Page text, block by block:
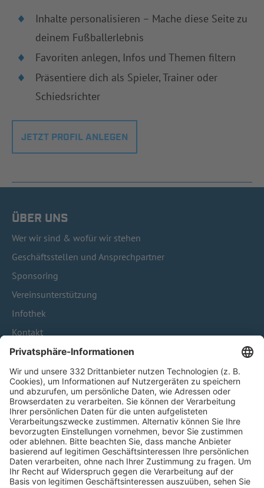
Inhalte personalisieren – Mache diese Seite zu
deinem Fußballerlebnis
Favoriten anlegen, Infos und Themen filtern
Präsentiere dich als Spieler, Trainer oder
Schiedsrichter
JETZT PROFIL ANLEGEN
ÜBER UNS
Wer wir sind & wofür wir stehen
Geschäftsstellen und Ansprechpartner
Sponsoring
Vereinsunterstützung
Infothek
Kontakt
HÄUFIG BESUCHTE SEITEN
Pässe und Vereinswechsel
Trainerausbildung
Schulungsangebot Vereinsmitarbeiter
BFV-Geschäftsstellen
Trainerbörse
Login SpielPlus